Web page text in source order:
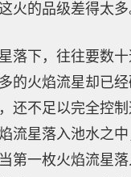
火的品级差得太多
落下，往往要数
的火焰流星却已
还不足以完全控
流星落入池水之
第一枚火焰流星